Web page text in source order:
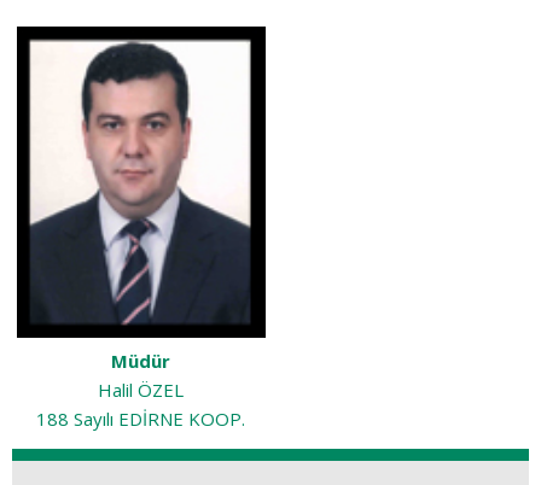
Müdür
Halil ÖZEL
188 Sayılı EDİRNE KOOP.